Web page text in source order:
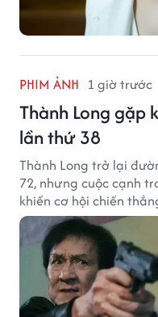
PHIM ẢNH 1 giờ trước
Thành Long gặp
lần thứ 38
Thành Long trở lại
72, nhưng cuộc cạnh
khiến cơ hội chiến